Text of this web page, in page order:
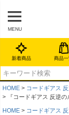
MENU
新着商品 商品
HOME
コードギアス
『コードギアス 反逆
HOME
コードギアス